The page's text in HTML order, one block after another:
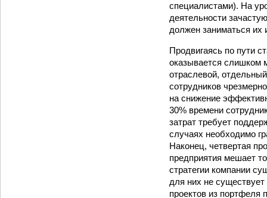
специалистами). На
деятельности
должен заниматься их
Продвигаясь по пути
оказывается слишком
отраслевой,
сотрудников
на снижение
30% времени
затрат требует
случаях необходимо
Наконец, четвертая
предприятия мешает
стратегии компании
для них не
проектов из портфеля